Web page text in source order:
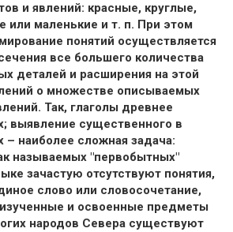
и явлений: красные, круглые,
или маленькие и т. п. При этом
понятий осуществляется
все большего количества
деталей и расширения на этой
о множестве описываемых
Так, глаголы древнее
выявление существенного в
– наиболее сложная задача:
называемых "первобытных"
зачастую отсутствуют понятия,
слово или словосочетание,
изученные и освоенные предметы
народов Севера существуют